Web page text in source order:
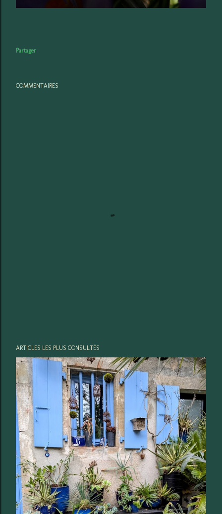
Partager
COMMENTAIRES
ARTICLES LES PLUS CONSULTÉS